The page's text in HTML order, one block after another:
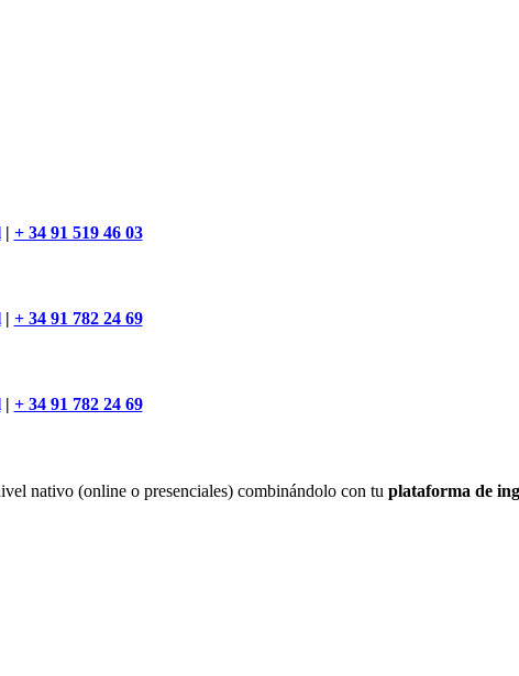
| + 34 91 519 46 03
| + 34 91 782 24 69
| + 34 91 782 24 69
nativo (online o presenciales) combinándolo con tu plataforma de